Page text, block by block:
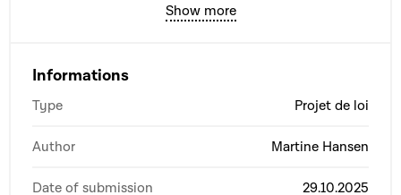
Show more
Informations
Type Projet de loi
Author Martine Hansen
Date of submission 29.10.2025